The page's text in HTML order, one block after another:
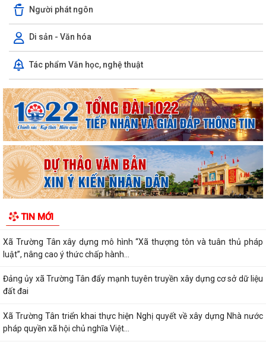
Người phát ngôn
Di sản - Văn hóa
Tác phẩm Văn học, nghệ thuật
TIN MỚI
KHAI MẠC GIẢI BÓNG ĐÁ U10 XÃ TRƯỜNG TÂN HÈ NĂM 2026
Xã Trường Tân triển khai chiến dịch làm sạch dữ liệu y tế và tạo lập Sổ
sức khỏe điện tử trên VNeID
Kỷ niệm 96 năm Ngày truyền thống ngành Tuyên giáo của Đảng
(01/8/1930 - 01/8/2026) Tiếp nối truyền...
PHÁT HUY VAI TRÒ NHÂN DÂN TRONG XÂY DỰNG THÀNH PHỐ
THƯỢNG TÔN PHÁP LUẬT.
liệu dân cư.
Xã Trường Tân xây dựng mô hình “Xã thượng tôn và tuân thủ pháp
luật”, nâng cao ý thức chấp hành...
Đảng ủy xã Trường Tân đẩy mạnh tuyên truyền xây dựng cơ sở dữ liệu
đất đai
Xã Trường Tân triển khai thực hiện Nghị quyết về xây dựng Nhà nước
pháp quyền xã hội chủ nghĩa Việt...